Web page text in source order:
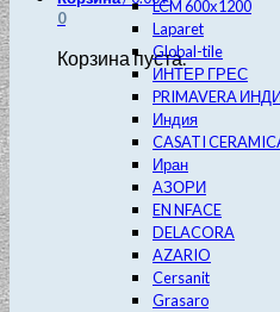
0
Корзина пуста.
LCM 600х1200
Laparet
Global-tile
ИНТЕР ГРЕС
PRIMAVERA
Индия
CASATI
Иран
АЗОРИ
EN NFACE
DELACORA
AZARIO
Cersanit
Grasaro